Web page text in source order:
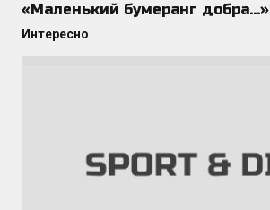
«Маленький бумеранг добра…»
Интересно